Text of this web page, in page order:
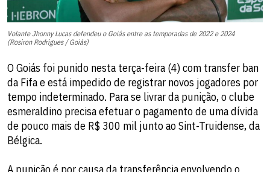
Volante Jhonny Lucas defendeu o Goiás entre as temporadas de 2022 e 2024
(Rosiron Rodrigues / Goiás)
O Goiás foi punido nesta terça-feira (4) com transfer ban
da Fifa e está impedido de registrar novos jogadores por
tempo indeterminado. Para se livrar da punição, o clube
esmeraldino precisa efetuar o pagamento de uma dívida
de pouco mais de R$ 300 mil junto ao Sint-Truidense, da
Bélgica.
A punição é por causa da transferência envolvendo o